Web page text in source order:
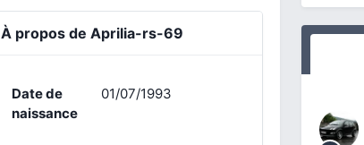
À propos de Aprilia-rs-69
Date de
naissance
01/07/1993